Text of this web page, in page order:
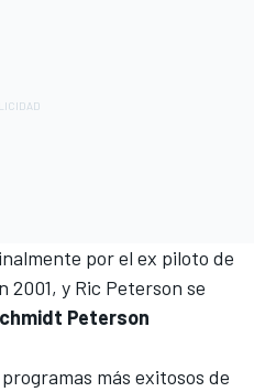
por el ex piloto de
2001, y Ric Peterson se
Peterson
más exitosos de